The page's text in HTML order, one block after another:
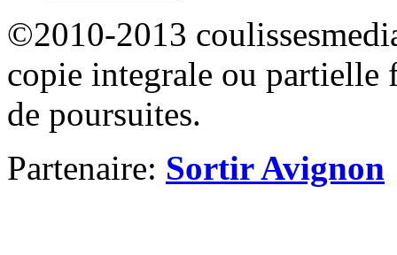
©2010-2013
copie integrale ou partielle
de poursuites.
Partenaire: Sortir Avignon